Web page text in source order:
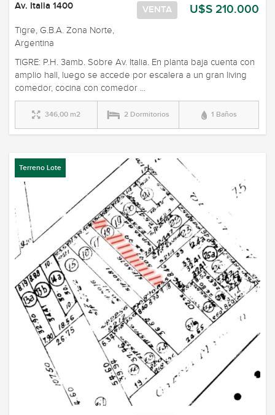
U$S 210.000
VENTA
Av. Italia 1400
Tigre, G.B.A. Zona Norte,
Argentina
TIGRE: P.H. 3amb. Sobre Av. Italia. En planta baja cuenta con
amplio hall, luego se accede por escalera a un gran living
comedor, cocina con comedor ...
346,00 m2 2 Dormitorios 1 Baños
Terreno Lote